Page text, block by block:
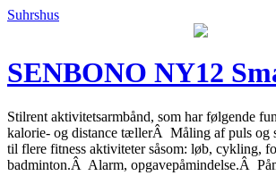
Suhrshus
SENBONO NY12
Stilrent aktivitetsarmbånd, som har følgende
kalorie- og distance tællerÂ Måling af puls og
til flere fitness aktiviteter såsom: løb, cykling,
badminton.Â Alarm, opgavepåmindelse.Â